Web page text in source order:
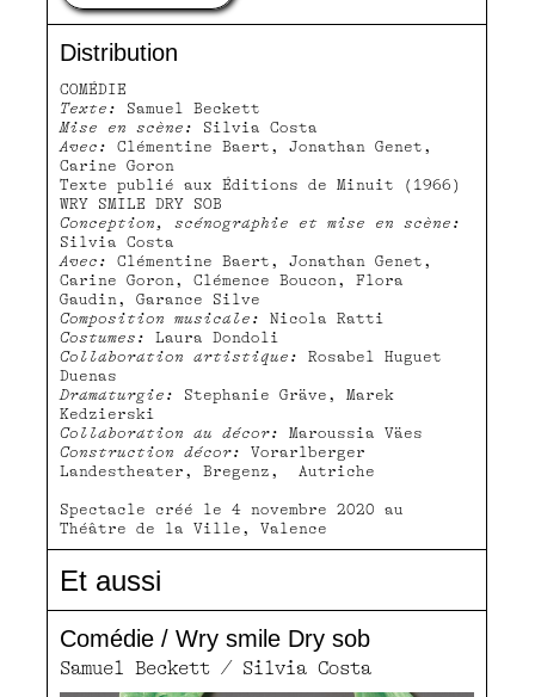
Distribution
COMÉDIE
Texte:
Samuel Beckett
Mise en scène:
Silvia Costa
Avec:
Clémentine Baert, Jonathan Genet,
Carine Goron
Texte publié aux Éditions de Minuit (1966)
WRY SMILE DRY SOB
Conception, scénographie et mise en scène:
Silvia Costa
Avec:
Clémentine Baert, Jonathan Genet,
Carine Goron, Clémence Boucon, Flora
Gaudin, Garance Silve
Composition musicale:
Nicola Ratti
Costumes:
Laura Dondoli
Collaboration artistique:
Rosabel Huguet
Duenas
Dramaturgie:
Stephanie Gräve, Marek
Kedzierski
Collaboration au décor:
Maroussia Väes
Construction décor:
Vorarlberger
Landestheater, Bregenz, Autriche
Spectacle créé le 4 novembre 2020 au
Théâtre de la Ville, Valence
Et aussi
Comédie / Wry smile Dry sob
Samuel Beckett / Silvia Costa